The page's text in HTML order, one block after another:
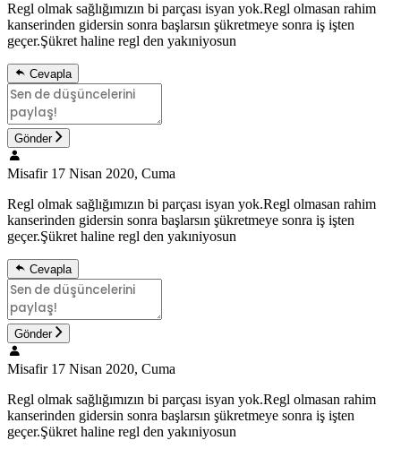
Regl olmak sağlığımızın bi parçası isyan yok.Regl olmasan rahim
kanserinden gidersin sonra başlarsın şükretmeye sonra iş işten
geçer.Şükret haline regl den yakıniyosun
Cevapla
Gönder
Misafir 17 Nisan 2020, Cuma
Regl olmak sağlığımızın bi parçası isyan yok.Regl olmasan rahim
kanserinden gidersin sonra başlarsın şükretmeye sonra iş işten
geçer.Şükret haline regl den yakıniyosun
Cevapla
Gönder
Misafir 17 Nisan 2020, Cuma
Regl olmak sağlığımızın bi parçası isyan yok.Regl olmasan rahim
kanserinden gidersin sonra başlarsın şükretmeye sonra iş işten
geçer.Şükret haline regl den yakıniyosun